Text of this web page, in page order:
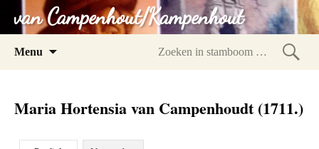
van Campenhout/Kampenhout
Menu
Maria Hortensia van Campenhoudt (1711.)